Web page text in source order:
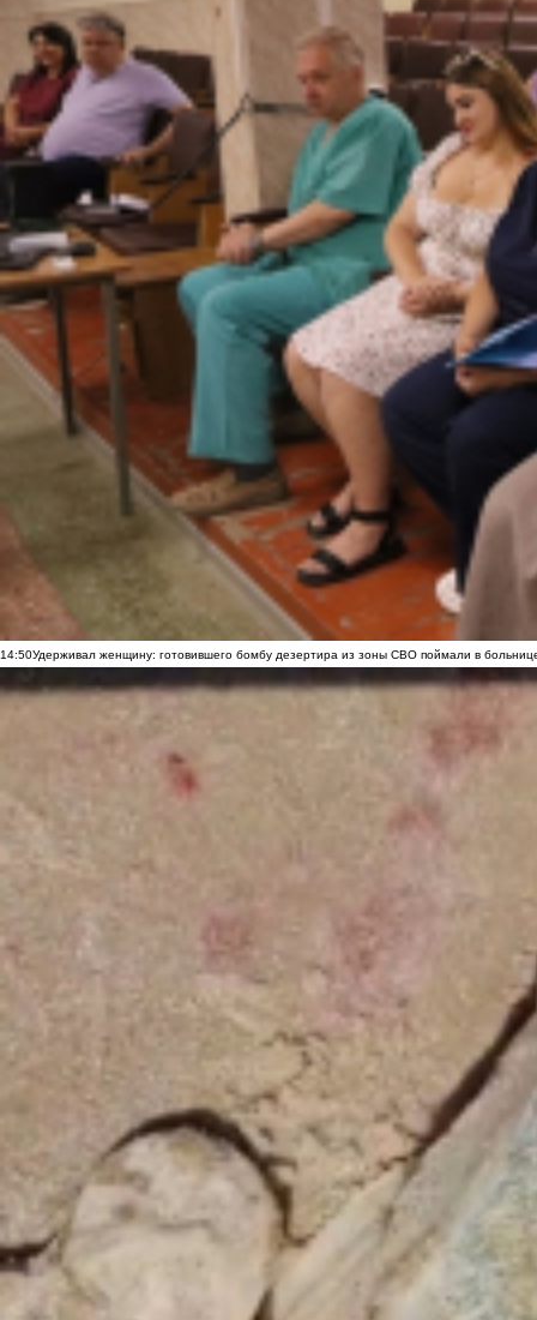
14:50Удерживал женщину: готовившего бомбу дезертира из зоны СВО поймали в